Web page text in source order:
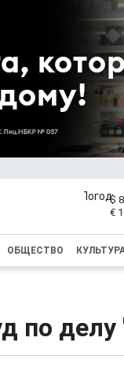
$
€
ОБЩЕСТВО
по